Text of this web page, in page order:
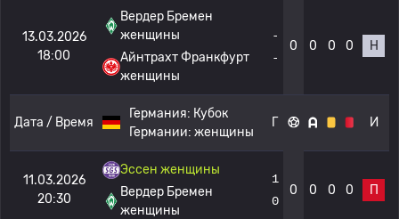
13.03.2026
18:00
Вердер Бремен
женщины
Айнтрахт Франкфурт
женщины
-
-
0 0 0 0 Н
Дата / Время
Германия: Кубок
Германии: женщины
Г И
11.03.2026
20:30
Эссен женщины
Вердер Бремен
женщины
1
0
0 0 0 0 П